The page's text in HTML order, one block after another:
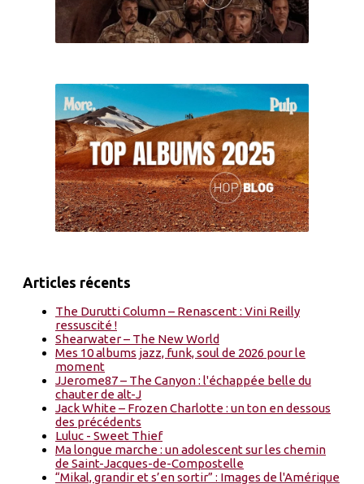
Articles récents
The Durutti Column – Renascent : Vini Reilly
ressuscité !
Shearwater – The New World
Mes 10 albums jazz, funk, soul de 2026 pour le
moment
JJerome87 – The Canyon : l'échappée belle du
chauter de alt-J
Jack White – Frozen Charlotte : un ton en dessous
des précédents
Luluc - Sweet Thief
Ma longue marche : un adolescent sur les chemin
de Saint-Jacques-de-Compostelle
“Mikal, grandir et s’en sortir” : Images de l'Amérique